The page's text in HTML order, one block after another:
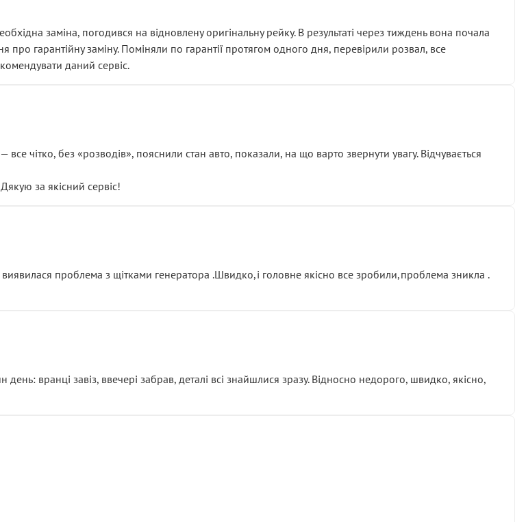
заміна, погодився на відновлену оригінальну рейку. В результаті через тиждень вона почала
гарантійну заміну. Поміняли по гарантії протягом одного дня, перевірили розвал, все
даний сервіс.
чітко, без «розводів», пояснили стан авто, показали, на що варто звернути увагу. Відчувається
за якісний сервіс!
виявилася проблема з щітками генератора .Швидко,і головне якісно все зробили,проблема зникла .
вранці завіз, ввечері забрав, деталі всі знайшлися зразу. Відносно недорого, швидко, якісно,